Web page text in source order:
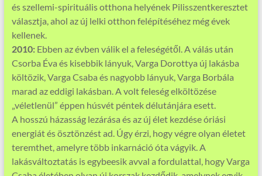
és szellemi-spirituális otthona helyének Pilisszentkeresztet
választja, ahol az új lelki otthon felépítéséhez még évek
kellenek.
2010: Ebben az évben válik el a feleségétől. A válás után
Csorba Éva és kisebbik lányuk, Varga Dorottya új lakásba
költözik, Varga Csaba és nagyobb lányuk, Varga Borbála
marad az eddigi lakásban. A volt feleség elköltözése
„véletlenül” éppen húsvét péntek délutánjára esett.
A hosszú házasság lezárása és az új élet kezdése óriási
energiát és ösztönzést ad. Úgy érzi, hogy végre olyan életet
teremthet, amelyre több inkarnáció óta vágyik. A
lakásváltoztatás is egybeesik avval a fordulattal, hogy Varga